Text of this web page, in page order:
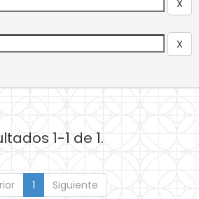
1-1 de 1.
1 Siguiente